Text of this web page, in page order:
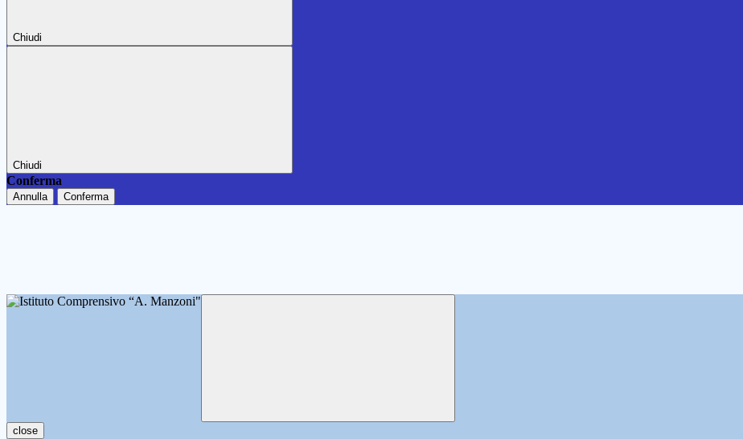
Chiudi
Chiudi
Conferma
Annulla Conferma
close